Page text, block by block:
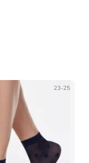
23-25